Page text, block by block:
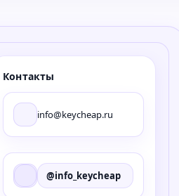
Контакты
info@keycheap.ru
@info_keycheap